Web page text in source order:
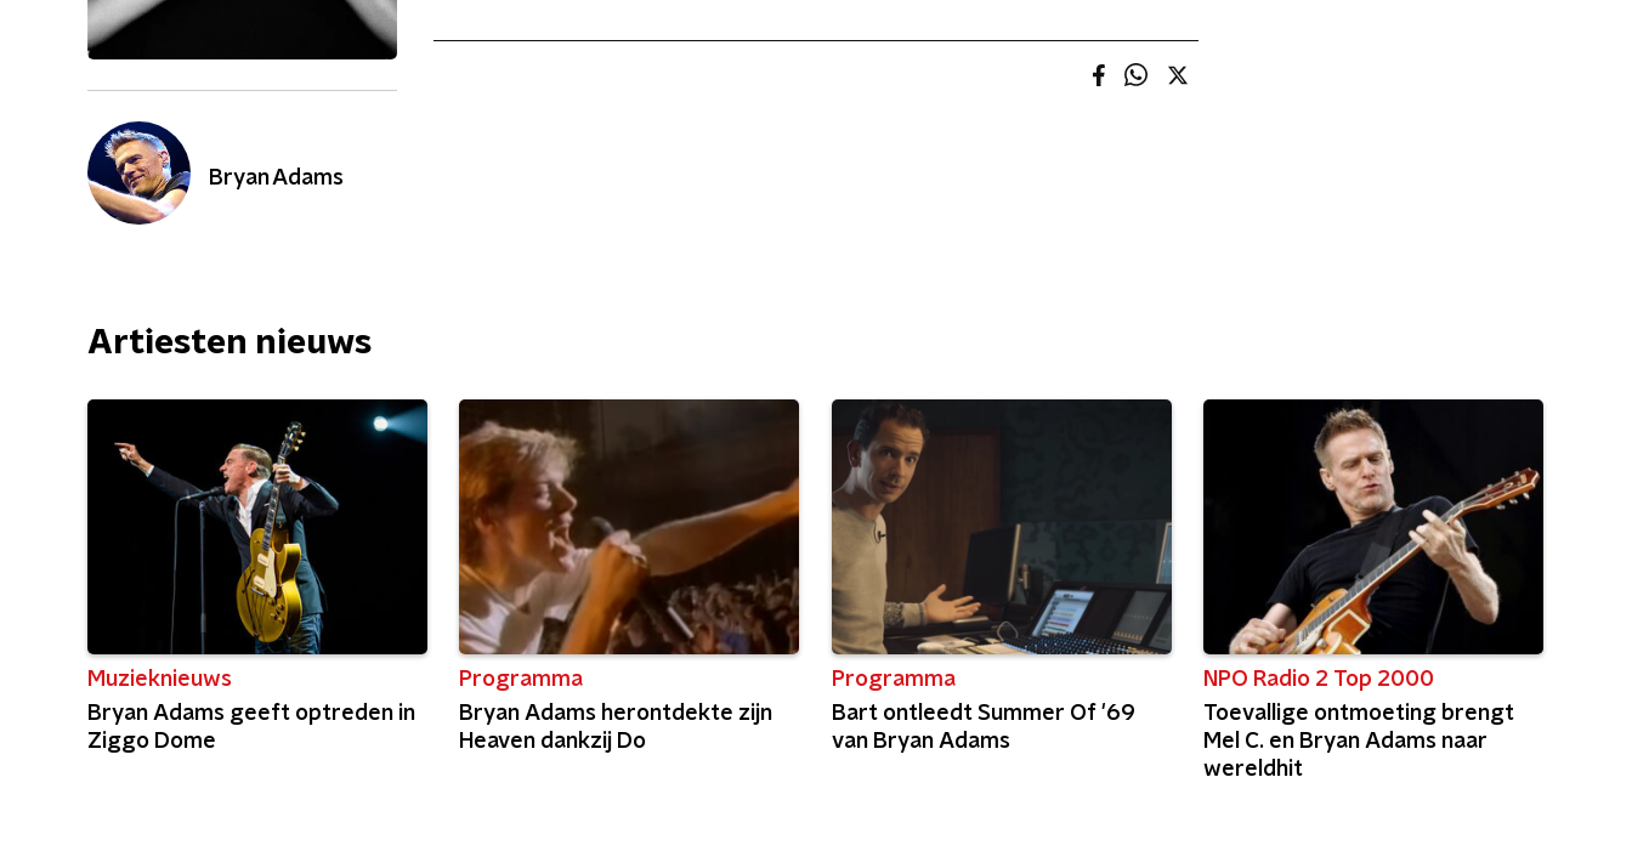
Bryan Adams
Artiesten nieuws
Muzieknieuws
Bryan Adams geeft optreden in
Ziggo Dome
Programma
Bryan Adams herontdekte zijn
Heaven dankzij Do
Programma
Bart ontleedt Summer Of '69
van Bryan Adams
NPO Radio 2 Top 2000
Toevallige ontmoeting brengt
Mel C. en Bryan Adams naar
wereldhit